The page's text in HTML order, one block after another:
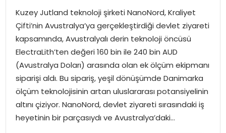
MAGAZIN
DÜNYA
OTOMOBIL
Kuzey Jutland teknoloji şirketi NanoNord, Kraliyet
Çifti’nin Avustralya’ya gerçekleştirdiği devlet ziyareti
kapsamında, Avustralyalı derin teknoloji öncüsü
ElectraLith’ten değeri 160 bin ile 240 bin AUD
(Avustralya Doları) arasında olan ek ölçüm ekipmanı
siparişi aldı. Bu sipariş, yeşil dönüşümde Danimarka
ölçüm teknolojisinin artan uluslararası potansiyelinin
altını çiziyor. NanoNord, devlet ziyareti sırasındaki iş
heyetinin bir parçasıydı ve Avustralya’daki…